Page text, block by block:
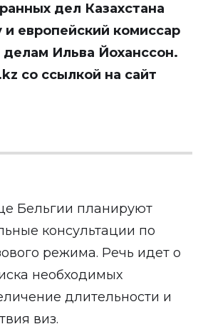
дел Казахстана
европейский комиссар
Ильва Йоханссон.
со ссылкой на сайт
Бельгии планируют
консультации по
режима. Речь идет о
необходимых
длительности и
виз.